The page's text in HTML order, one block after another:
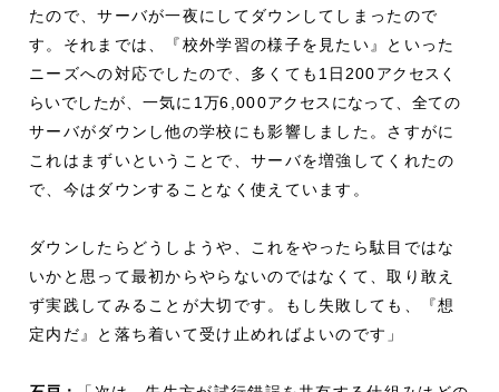
たので、サーバが一夜にしてダウンしてしまったので
す。それまでは、『校外学習の様子を見たい』といった
ニーズへの対応でしたので、多くても1日200アクセスく
らいでしたが、一気に1万6,000アクセスになって、全ての
サーバがダウンし他の学校にも影響しました。さすがに
これはまずいということで、サーバを増強してくれたの
で、今はダウンすることなく使えています。
ダウンしたらどうしようや、これをやったら駄目ではな
いかと思って最初からやらないのではなくて、取り敢え
ず実践してみることが大切です。もし失敗しても、『想
定内だ』と落ち着いて受け止めればよいのです」